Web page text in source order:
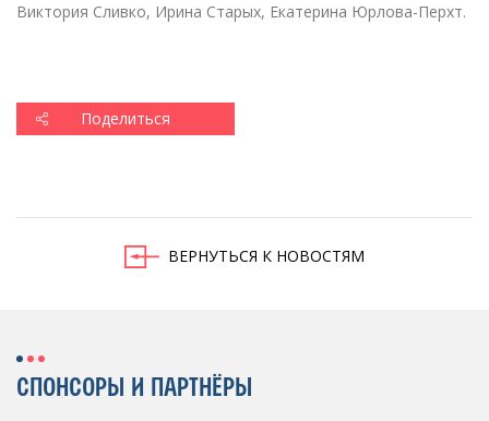
Виктория Сливко, Ирина Старых, Екатерина Юрлова-Перхт.
Поделиться
ВЕРНУТЬСЯ К НОВОСТЯМ
СПОНСОРЫ И ПАРТНЁРЫ